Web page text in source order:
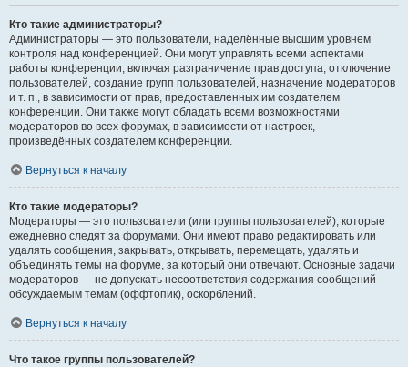
Кто такие администраторы?
Администраторы — это пользователи, наделённые высшим уровнем
контроля над конференцией. Они могут управлять всеми аспектами
работы конференции, включая разграничение прав доступа, отключение
пользователей, создание групп пользователей, назначение модераторов
и т. п., в зависимости от прав, предоставленных им создателем
конференции. Они также могут обладать всеми возможностями
модераторов во всех форумах, в зависимости от настроек,
произведённых создателем конференции.
Вернуться к началу
Кто такие модераторы?
Модераторы — это пользователи (или группы пользователей), которые
ежедневно следят за форумами. Они имеют право редактировать или
удалять сообщения, закрывать, открывать, перемещать, удалять и
объединять темы на форуме, за который они отвечают. Основные задачи
модераторов — не допускать несоответствия содержания сообщений
обсуждаемым темам (оффтопик), оскорблений.
Вернуться к началу
Что такое группы пользователей?